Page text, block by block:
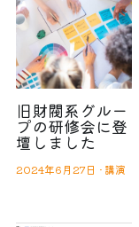
旧財閥系グルー
プの研修会に登
壇しました
2024年6月27日 · 講演